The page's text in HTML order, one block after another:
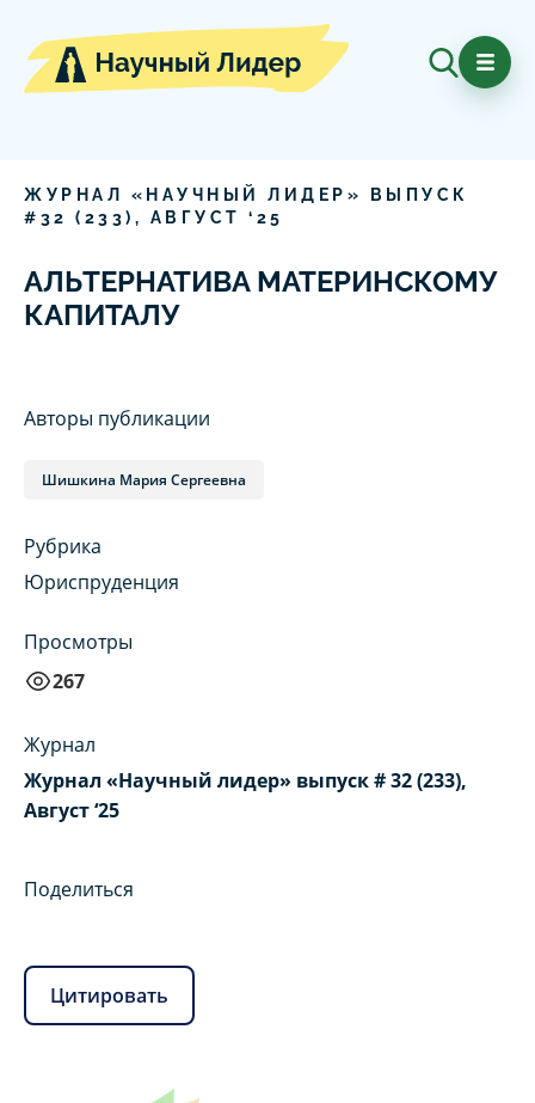
ЖУРНАЛ «НАУЧНЫЙ ЛИДЕР» ВЫПУСК
# 32 ( 233), АВГУСТ ‘ 25
АЛЬТЕРНАТИВА МАТЕРИНСКОМУ
КАПИТАЛУ
Авторы публикации
Шишкина Мария Сергеевна
Рубрика
Юриспруденция
Просмотры
267
Журнал
Журнал «Научный лидер» выпуск # 32 (233),
Август ‘25
Поделиться
Цитировать